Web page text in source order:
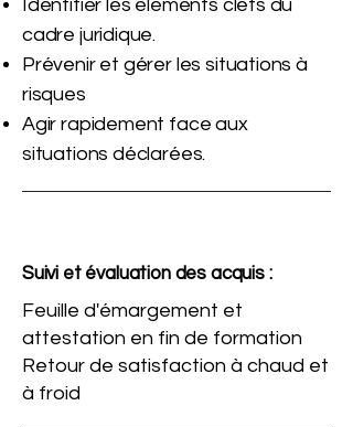
Identifier les éléments clefs du
cadre juridique.
Prévenir et gérer les situations à
risques
Agir rapidement face aux
situations déclarées.
Suivi et évaluation des acquis :
Feuille d'émargement et
attestation en fin de formation
Retour de satisfaction à chaud et
à froid